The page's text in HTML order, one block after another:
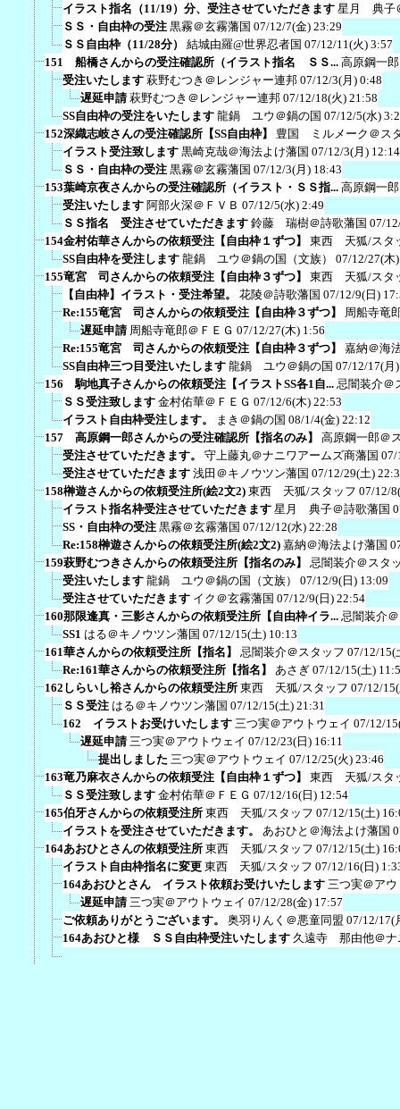
イラスト指名（11/19）分、受注させていただきます 星月 典子
ＳＳ・自由枠の受注 黒霧＠玄霧藩国 07/12/7(金) 23:29
ＳＳ自由枠（11/28分）
結城由羅@世界忍者国 07/12/11(火) 3:57
151 船橋さんからの受注確認所（イラスト指名 ＳＳ... 高原鋼一
受注いたします 萩野むつき＠レンジャー連邦 07/12/3(月) 0:48
遅延申請 萩野むつき＠レンジャー連邦 07/12/18(火) 21:58
SS自由枠の受注をいたします 龍鍋 ユウ＠鍋の国 07/12/5(水)
152深織志岐さんの受注確認所【SS自由枠】
豊国 ミルメーク＠ス
イラスト受注致します 黒崎克哉＠海法よけ藩国 07/12/3(月) 12:14
ＳＳ・自由枠の受注 黒霧＠玄霧藩国 07/12/3(月) 18:43
153葉崎京夜さんからの受注確認所（イラスト・ＳＳ指... 高原鋼一
受注いたします 阿部火深＠ＦＶＢ 07/12/5(水) 2:49
ＳＳ指名 受注させていただきます 鈴藤 瑞樹＠詩歌藩国 07/
154金村佑華さんからの依頼受注【自由枠１ずつ】
東西 天狐/スタ
SS自由枠を受注します 龍鍋 ユウ＠鍋の国（文族）
07/12/27(木
155竜宮 司さんからの依頼受注【自由枠３ずつ】
東西 天狐/スタ
【自由枠】イラスト・受注希望。
花陵＠詩歌藩国 07/12/9(日)
Re:155竜宮 司さんからの依頼受注【自由枠３ずつ】
周船寺竜
遅延申請 周船寺竜郎＠ＦＥＧ 07/12/27(木) 1:56
Re:155竜宮 司さんからの依頼受注【自由枠３ずつ】
嘉納＠海
SS自由枠三つ目受注いたします 龍鍋 ユウ＠鍋の国 07/12/17(月
156 駒地真子さんからの依頼受注【イラストSS各1自... 忌闇装介＠
ＳＳ受注致します 金村佑華＠ＦＥＧ 07/12/6(木) 22:53
イラスト自由枠受注します。
まき＠鍋の国 08/1/4(金) 22:12
157 高原鋼一郎さんからの受注確認所【指名のみ】
高原鋼一郎＠
受注させていただきます。
守上藤丸＠ナニワアームズ商藩国 07/
受注させていただきます 浅田＠キノウツン藩国 07/12/29(土)
158榊遊さんからの依頼受注所(絵2文2) 東西 天狐/スタッフ 07/12/
イラスト指名枠受注させていただきます 星月 典子＠詩歌藩国
SS・自由枠の受注 黒霧＠玄霧藩国 07/12/12(水) 22:28
Re:158榊遊さんからの依頼受注所(絵2文2) 嘉納＠海法よけ藩国
159萩野むつきさんからの依頼受注所【指名のみ】
忌闇装介＠スタ
受注いたします 龍鍋 ユウ＠鍋の国（文族）
07/12/9(日) 13:09
受注させていただきます イク＠玄霧藩国 07/12/9(日) 22:54
160那限逢真・三影さんからの依頼受注所【自由枠イラ... 忌闇装介
SS1 はる＠キノウツン藩国 07/12/15(土) 10:13
161華さんからの依頼受注所【指名】
忌闇装介＠スタッフ 07/12/15(
Re:161華さんからの依頼受注所【指名】
あさぎ 07/12/15(土)
162しらいし裕さんからの依頼受注所 東西 天狐/スタッフ 07/12/
ＳＳ受注 はる＠キノウツン藩国 07/12/15(土) 21:31
162 イラストお受けいたします 三つ実＠アウトウェイ 07/12/
遅延申請 三つ実＠アウトウェイ 07/12/23(日) 16:11
提出しました 三つ実＠アウトウェイ 07/12/25(火) 23:46
163竜乃麻衣さんからの依頼受注【自由枠１ずつ】
東西 天狐/スタ
ＳＳ受注致します 金村佑華＠ＦＥＧ 07/12/16(日) 12:54
165伯牙さんからの依頼受注所 東西 天狐/スタッフ 07/12/15(土)
イラストを受注させていただきます。
あおひと＠海法よけ藩国
164あおひとさんの依頼受注所 東西 天狐/スタッフ 07/12/15(土)
イラスト自由枠指名に変更 東西 天狐/スタッフ 07/12/16(日)
164あおひとさん イラスト依頼お受けいたします 三つ実＠ア
遅延申請 三つ実＠アウトウェイ 07/12/28(金) 17:57
ご依頼ありがとうございます。
奥羽りんく＠悪童同盟 07/12/17(
164あおひと様 ＳＳ自由枠受注いたします 久遠寺 那由他＠ナ